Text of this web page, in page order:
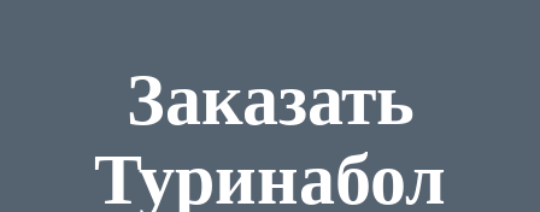
Заказать
Туринабол